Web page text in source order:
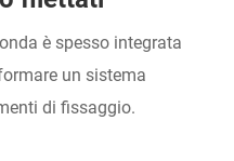
è spesso integrata
un sistema
di fissaggio.